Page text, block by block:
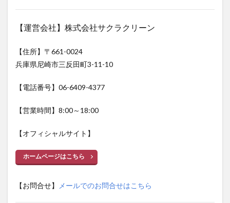
【運営会社】株式会社サクラクリーン
【住所】〒661-0024
兵庫県尼崎市三反田町3-11-10
【電話番号】06-6409-4377
【営業時間】8:00～18:00
【オフィシャルサイト】
ホームページはこちら
【お問合せ】 メールでのお問合せはこちら